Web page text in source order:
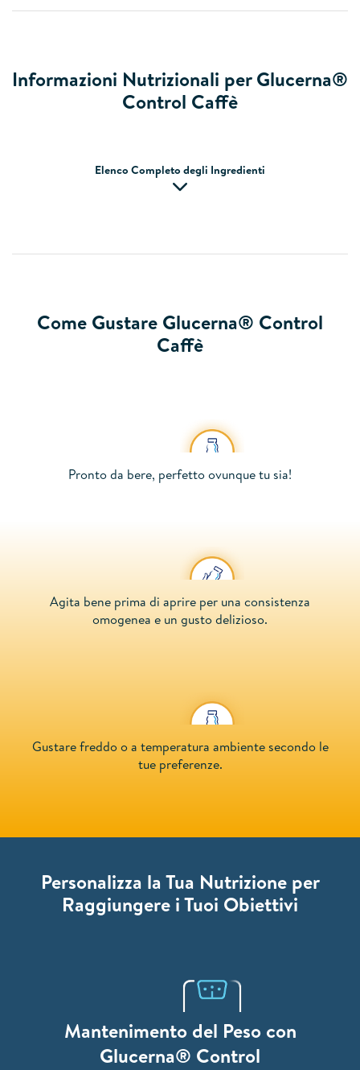
Informazioni Nutrizionali per Glucerna®
Control Caffè
Elenco Completo degli Ingredienti
Come Gustare Glucerna® Control
Caffè
Pronto da bere, perfetto ovunque tu sia!
Agita bene prima di aprire per una consistenza
omogenea e un gusto delizioso.
Gustare freddo o a temperatura ambiente secondo le
tue preferenze.
Personalizza la Tua Nutrizione per
Raggiungere i Tuoi Obiettivi
Mantenimento del Peso con
Glucerna® Control